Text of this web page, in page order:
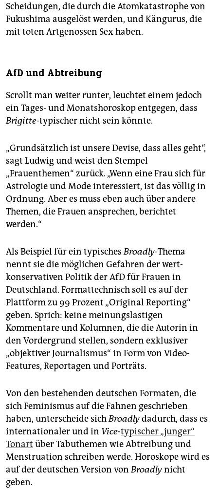
Scheidungen, die durch die Atomkatastrophe von
Fukushima ausgelöst werden, und Kängurus, die
mit toten Artgenossen Sex haben.
AfD und Abtreibung
Scrollt man weiter runter, leuchtet einem jedoch
ein Tages- und Monatshoroskop entgegen, dass
Brigitte-typischer nicht sein könnte.
„Grundsätzlich ist unsere Devise, dass alles geht“,
sagt Ludwig und weist den Stempel
„Frauenthemen“ zurück. „Wenn eine Frau sich für
Astrologie und Mode interessiert, ist das völlig in
Ordnung. Aber es muss eben auch über andere
Themen, die Frauen ansprechen, berichtet
werden.“
Als Beispiel für ein typischesBroadly-Thema
nennt sie die möglichen Gefahren der wert-
konservativen Politik der AfD für Frauen in
Deutschland. Formattechnisch soll es auf der
Plattform zu 99 Prozent „Original Reporting“
geben. Sprich: keine meinungslastigen
Kommentare und Kolumnen, die die Autorin in
den Vordergrund stellen, sondern exklusiver
„objektiver Journalismus“ in Form von Video-
Features, Reportagen und Porträts.
Von den bestehenden deutschen Formaten, die
sich Feminismus auf die Fahnen geschrieben
haben, unterscheide sichBroadlydadurch, dass es
internationaler und in Vice-typischer „junger“
Tonart über Tabuthemen wie Abtreibung und
Menstruation schreiben werde. Horoskope wird es
auf der deutschen Version vonBroadlynicht
geben.